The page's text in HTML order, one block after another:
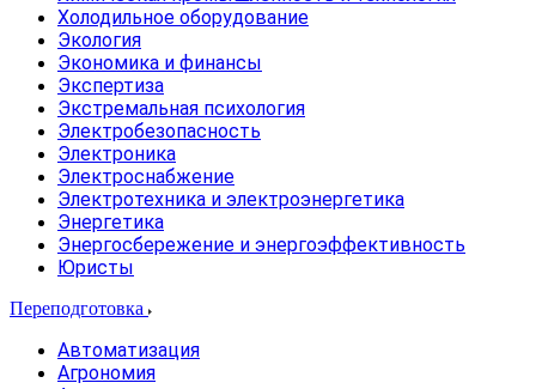
Холодильное оборудование
Экология
Экономика и финансы
Экспертиза
Экстремальная психология
Электробезопасность
Электроника
Электроснабжение
Электротехника и электроэнергетика
Энергетика
Энергосбережение и энергоэффективность
Юристы
Переподготовка
Автоматизация
Агрономия